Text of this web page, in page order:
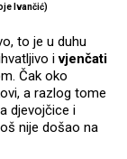
Ivančić)
to je u duhu
ivjenčati
Čak oko
a razlog tome
djevojčice i
nije došao na